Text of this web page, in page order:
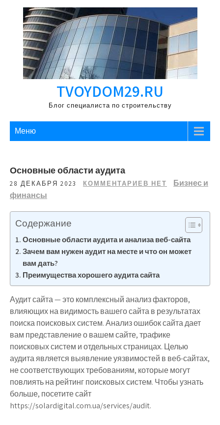
Перейти
содержимому
TVOYDOM29.RU
Блог специалиста по строительству
Меню
Основные области аудита
28 ДЕКАБРЯ 2023 КОММЕНТАРИЕВ НЕТ
Бизнес и
финансы
Содержание
Основные области аудита и анализа веб-сайта
Зачем вам нужен аудит на месте и что он может
вам дать?
Преимущества хорошего аудита сайта
Аудит сайта — это комплексный анализ факторов,
влияющих на видимость вашего сайта в результатах
поиска поисковых систем. Анализ ошибок сайта дает
вам представление о вашем сайте, трафике
поисковых систем и отдельных страницах. Целью
аудита является выявление уязвимостей в веб-сайтах,
не соответствующих требованиям, которые могут
повлиять на рейтинг поисковых систем. Чтобы узнать
больше, посетите сайт
https://solardigital.com.ua/services/audit.